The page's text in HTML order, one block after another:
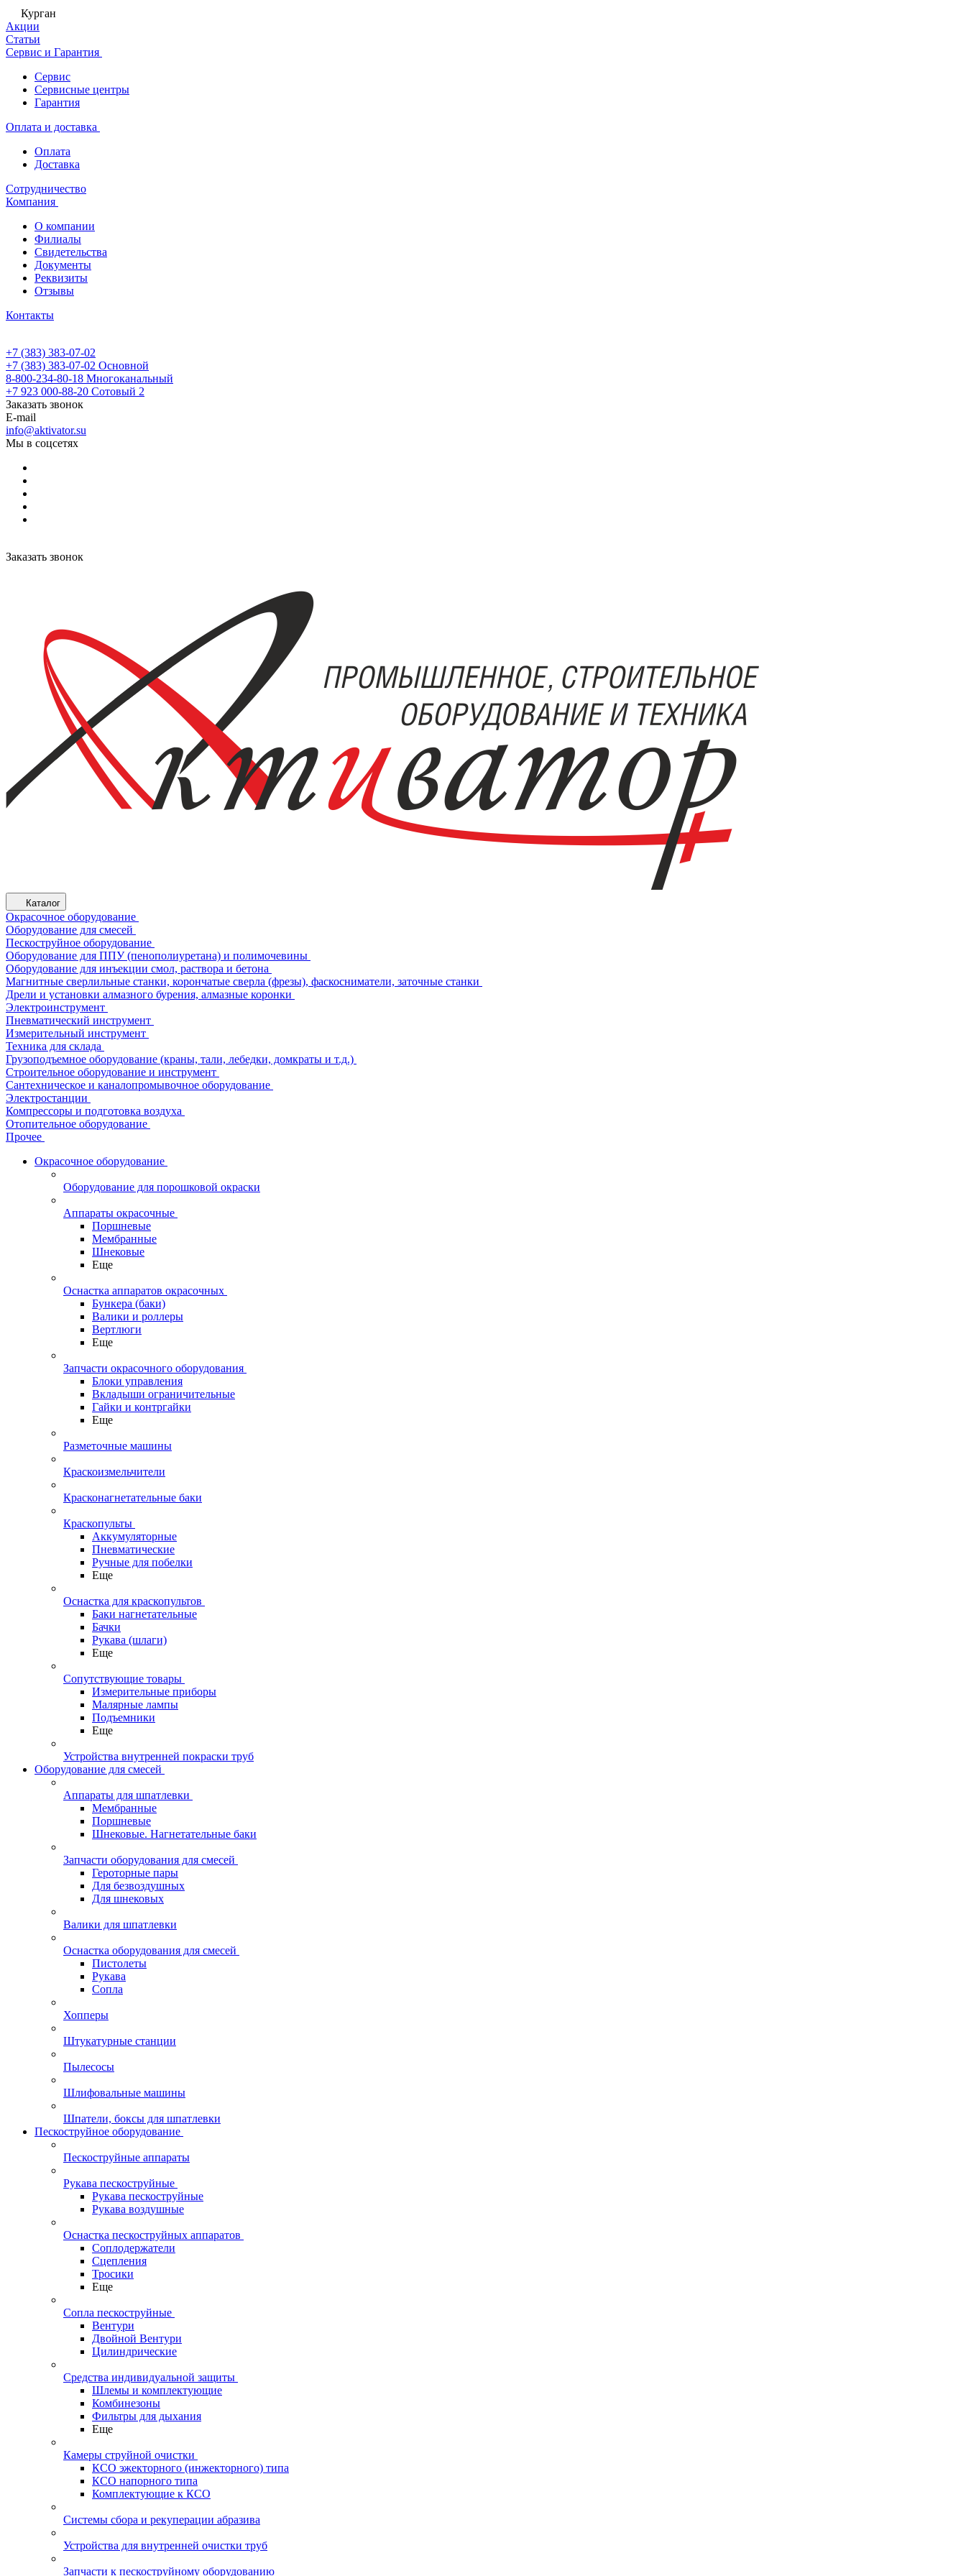
Курган
Акции
Статьи
Сервис и Гарантия
Сервис
Сервисные центры
Гарантия
Оплата и доставка
Оплата
Доставка
Сотрудничество
Компания
О компании
Филиалы
Свидетельства
Документы
Реквизиты
Отзывы
Контакты
+7 (383) 383-07-02
+7 (383) 383-07-02 Основной
8-800-234-80-18 Многоканальный
+7 923 000-88-20 Сотовый 2
Заказать звонок
E-mail
info@aktivator.su
Мы в соцсетях
Заказать звонок
Каталог
Окрасочное оборудование
Оборудование для смесей
Пескоструйное оборудование
Оборудование для ППУ (пенополиуретана) и полимочевины
Оборудование для инъекции смол, раствора и бетона
Магнитные сверлильные станки, корончатые сверла (фрезы), фаскосниматели, заточные станки
Дрели и установки алмазного бурения, алмазные коронки
Электроинструмент
Пневматический инструмент
Измерительный инструмент
Техника для склада
Грузоподъемное оборудование (краны, тали, лебедки, домкраты и т.д.)
Строительное оборудование и инструмент
Сантехническое и каналопромывочное оборудование
Электростанции
Компрессоры и подготовка воздуха
Отопительное оборудование
Прочее
Окрасочное оборудование
Оборудование для порошковой окраски
Аппараты окрасочные
Поршневые
Мембранные
Шнековые
Еще
Оснастка аппаратов окрасочных
Бункера (баки)
Валики и роллеры
Вертлюги
Еще
Запчасти окрасочного оборудования
Блоки управления
Вкладыши ограничительные
Гайки и контргайки
Еще
Разметочные машины
Краскоизмельчители
Красконагнетательные баки
Краскопульты
Аккумуляторные
Пневматические
Ручные для побелки
Еще
Оснастка для краскопультов
Баки нагнетательные
Бачки
Рукава (шлаги)
Еще
Сопутствующие товары
Измерительные приборы
Малярные лампы
Подъемники
Еще
Устройства внутренней покраски труб
Оборудование для смесей
Аппараты для шпатлевки
Мембранные
Поршневые
Шнековые. Нагнетательные баки
Запчасти оборудования для смесей
Героторные пары
Для безвоздушных
Для шнековых
Валики для шпатлевки
Оснастка оборудования для смесей
Пистолеты
Рукава
Сопла
Хопперы
Штукатурные станции
Пылесосы
Шлифовальные машины
Шпатели, боксы для шпатлевки
Пескоструйное оборудование
Пескоструйные аппараты
Рукава пескоструйные
Рукава пескоструйные
Рукава воздушные
Оснастка пескоструйных аппаратов
Соплодержатели
Сцепления
Тросики
Еще
Сопла пескоструйные
Вентури
Двойной Вентури
Цилиндрические
Средства индивидуальной защиты
Шлемы и комплектующие
Комбинезоны
Фильтры для дыхания
Еще
Камеры струйной очистки
КСО эжекторного (инжекторного) типа
КСО напорного типа
Комплектующие к КСО
Системы сбора и рекуперации абразива
Устройства для внутренней очистки труб
Запчасти к пескоструйному оборудованию